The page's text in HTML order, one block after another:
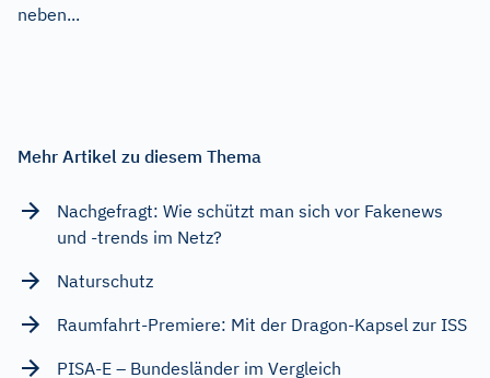
neben...
Mehr Artikel zu diesem Thema
Nachgefragt: Wie schützt man sich vor Fakenews
und -trends im Netz?
Naturschutz
Raumfahrt-Premiere: Mit der Dragon-Kapsel zur ISS
PISA-E – Bundesländer im Vergleich